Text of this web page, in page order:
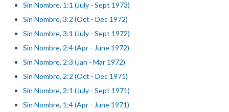
Sin Nombre, 1:1 (July - Sept 1973)
Sin Nombre, 3:2 (Oct - Dec 1972)
Sin Nombre, 3:1 (July - Sept 1972)
Sin Nombre, 2:4 (Apr - June 1972)
Sin Nombre, 2:3 (Jan - Mar 1972)
Sin Nombre, 2:2 (Oct - Dec 1971)
Sin Nombre, 2:1 (July - Sept 1971)
Sin Nombre, 1:4 (Apr - June 1971)